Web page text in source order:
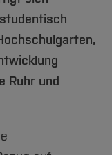
Ruhr und